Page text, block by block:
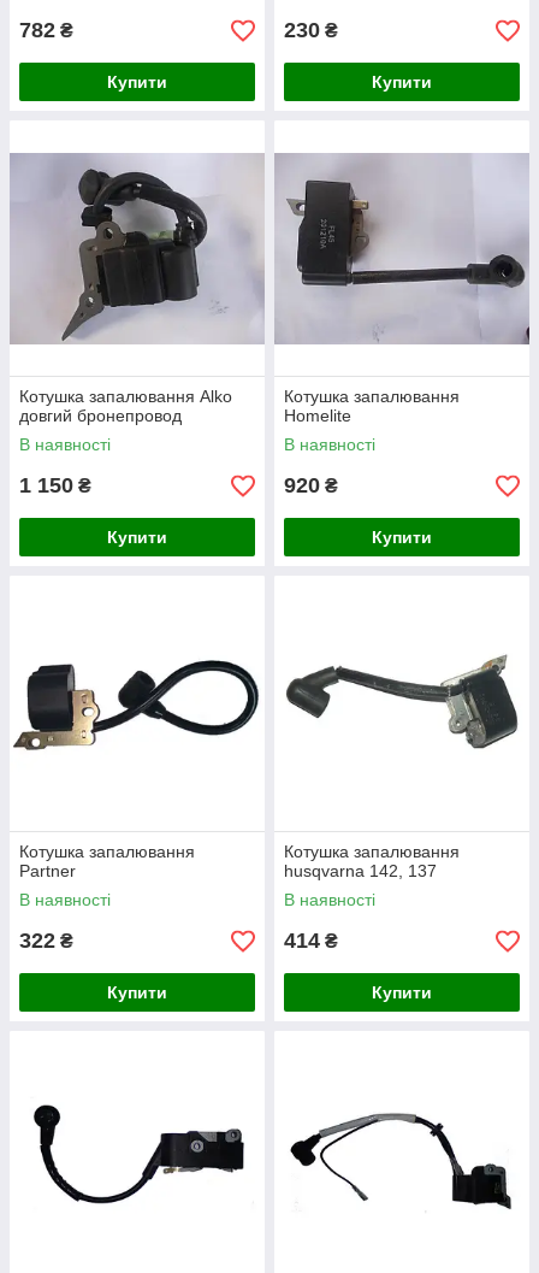
782 ₴
Купити
230 ₴
Купити
Котушка запалювання Alko
довгий бронепровод
В наявності
1 150 ₴
Купити
Котушка запалювання
Homelite
В наявності
920 ₴
Купити
Котушка запалювання
Partner
В наявності
322 ₴
Купити
Котушка запалювання
husqvarna 142, 137
В наявності
414 ₴
Купити